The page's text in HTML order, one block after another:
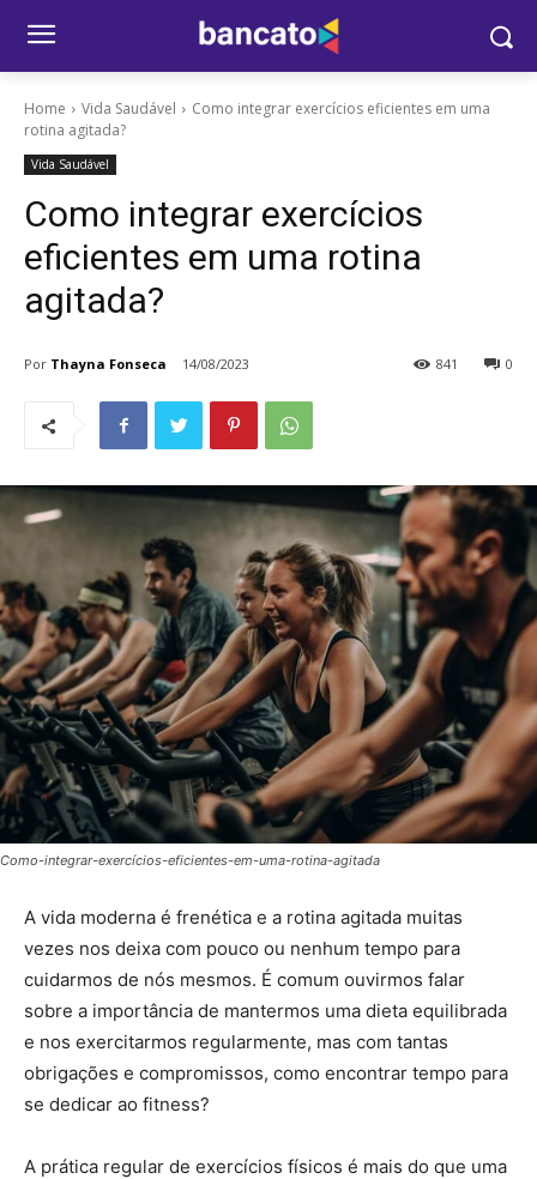
Home Vida Saudável
Como integrar exercícios eficientes em uma
rotina agitada?
Vida Saudável
Como integrar exercícios
eficientes em uma rotina
agitada?
Por Thayna Fonseca 14/08/2023 0
841
Como-integrar-exercícios-eficientes-em-uma-rotina-agitada
A vida moderna é frenética e a rotina agitada muitas
vezes nos deixa com pouco ou nenhum tempo para
cuidarmos de nós mesmos. É comum ouvirmos falar
sobre a importância de mantermos uma dieta equilibrada
e nos exercitarmos regularmente, mas com tantas
obrigações e compromissos, como encontrar tempo para
se dedicar ao fitness?
A prática regular de exercícios físicos é mais do que uma